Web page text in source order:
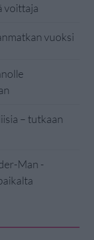
voittaja
vuoksi
– tutkaan
Man -